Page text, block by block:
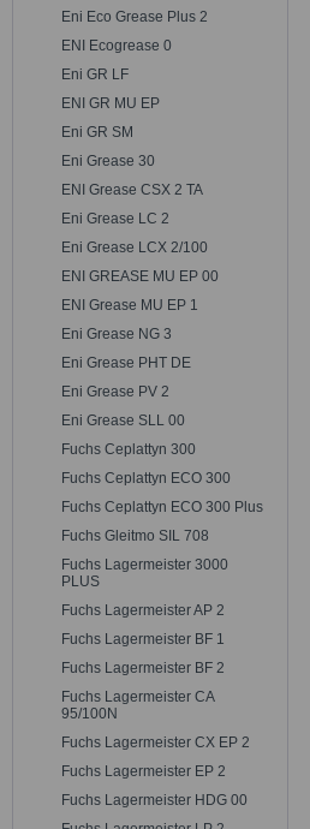
Eni Eco Grease Plus 2
ENI Ecogrease 0
Eni GR LF
ENI GR MU EP
Eni GR SM
Eni Grease 30
ENI Grease CSX 2 TA
Eni Grease LC 2
Eni Grease LCX 2/100
ENI GREASE MU EP 00
ENI Grease MU EP 1
Eni Grease NG 3
Eni Grease PHT DE
Eni Grease PV 2
Eni Grease SLL 00
Fuchs Ceplattyn 300
Fuchs Ceplattyn ECO 300
Fuchs Ceplattyn ECO 300 Plus
Fuchs Gleitmo SIL 708
Fuchs Lagermeister 3000
PLUS
Fuchs Lagermeister AP 2
Fuchs Lagermeister BF 1
Fuchs Lagermeister BF 2
Fuchs Lagermeister CA
95/100N
Fuchs Lagermeister CX EP 2
Fuchs Lagermeister EP 2
Fuchs Lagermeister HDG 00